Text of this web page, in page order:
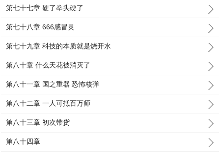
第七十七章 硬了拳头硬了
第七十八章 666感冒灵
第七十九章 科技的本质就是烧开水
第八十章 什么天花被消灭了
第八十一章 国之重器 恐怖核弹
第八十二章 一人可抵百万师
第八十三章 初次带货
第八十四章